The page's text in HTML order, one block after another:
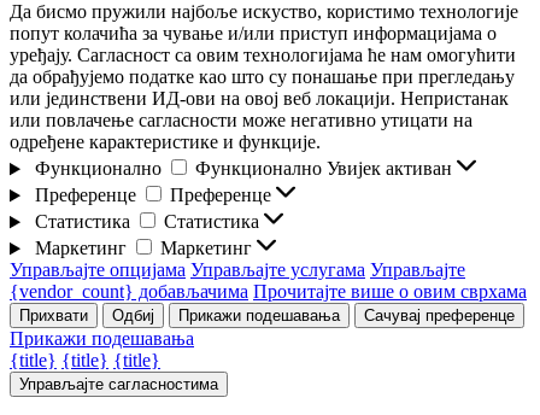
Да бисмо пружили најбоље искуство, користимо технологије
попут колачића за чување и/или приступ информацијама о
уређају. Сагласност са овим технологијама ће нам омогућити
да обрађујемо податке као што су понашање при прегледању
или јединствени ИД-ови на овој веб локацији. Непристанак
или повлачење сагласности може негативно утицати на
одређене карактеристике и функције.
Функционално
Функционално Увијек активан
Преференце
Преференце
Статистика
Статистика
Маркетинг
Маркетинг
Управљајте опцијама Управљајте услугама Управљајте
{vendor_count} добављачима Прочитајте више о овим сврхама
Прихвати Одбиј Прикажи подешавања Сачувај преференце
Прикажи подешавања
{title} {title} {title}
Управљајте сагласностима